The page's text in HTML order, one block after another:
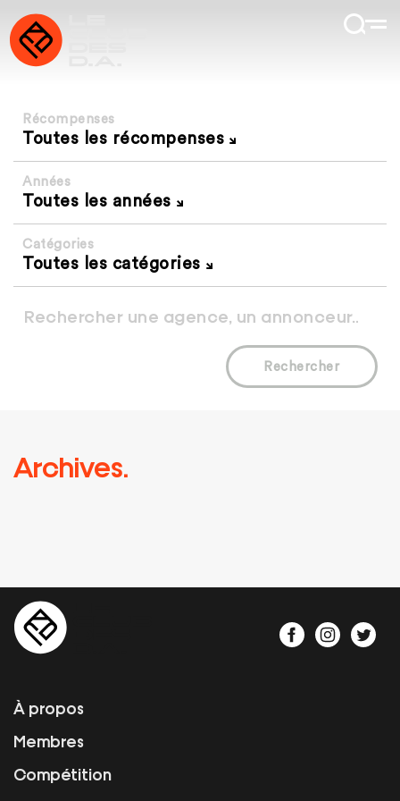
Récompenses
Toutes les récompenses
Années
Toutes les années
Catégories
Toutes les catégories
Rechercher
Archives.
À propos
Membres
Compétition